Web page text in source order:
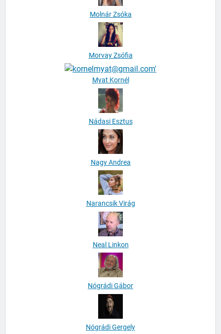
Molnár Zsóka
Morvay Zsófia
Myat Kornél
Nádasi Esztus
Nagy Andrea
Narancsik Virág
Neal Linkon
Nógrádi Gábor
Nógrádi Gergely